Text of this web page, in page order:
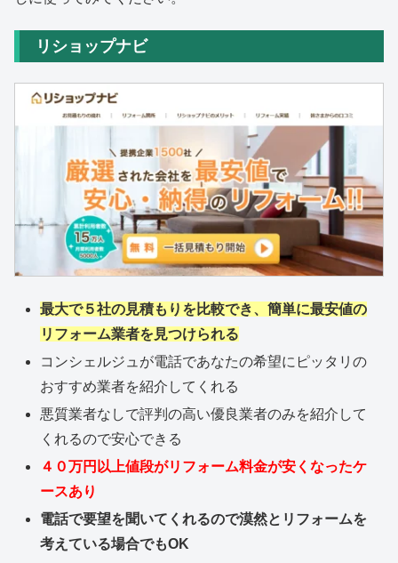
リショップナビ
最大で５社の見積もりを比較でき、簡単に最安値の
リフォーム業者を見つけられる
コンシェルジュが電話であなたの希望にピッタリの
おすすめ業者を紹介してくれる
悪質業者なしで評判の高い優良業者のみを紹介して
くれるので安心できる
４０万円以上値段がリフォーム料金が安くなったケ
ースあり
電話で要望を聞いてくれるので漠然とリフォームを
考えている場合でもOK